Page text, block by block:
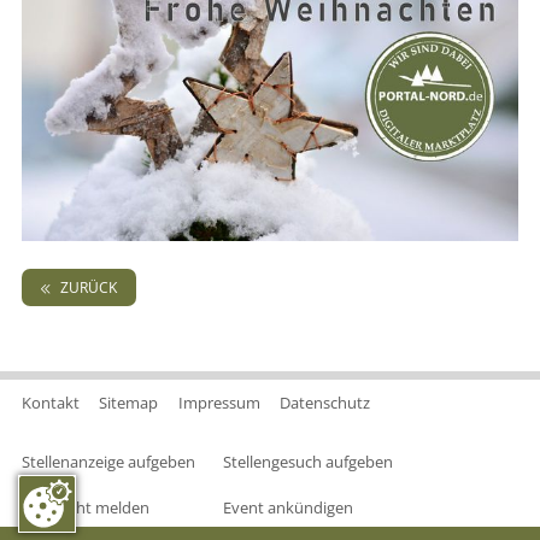
ZURÜCK
Kontakt Sitemap Impressum Datenschutz
Stellenanzeige aufgeben Stellengesuch aufgeben
Nachricht melden Event ankündigen